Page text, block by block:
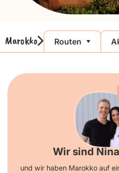
Marokko Routen
Wir sind
und wir haben Marokko auf